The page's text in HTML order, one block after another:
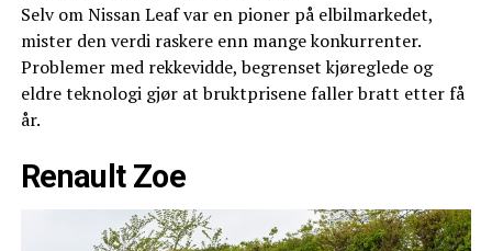
Selv om Nissan Leaf var en pioner på elbilmarkedet,
mister den verdi raskere enn mange konkurrenter.
Problemer med rekkevidde, begrenset kjøreglede og
eldre teknologi gjør at bruktprisene faller bratt etter få
år.
Renault Zoe